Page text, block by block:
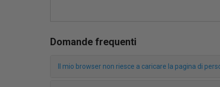
Domande frequenti
Il mio browser non riesce a caricare la pagina di